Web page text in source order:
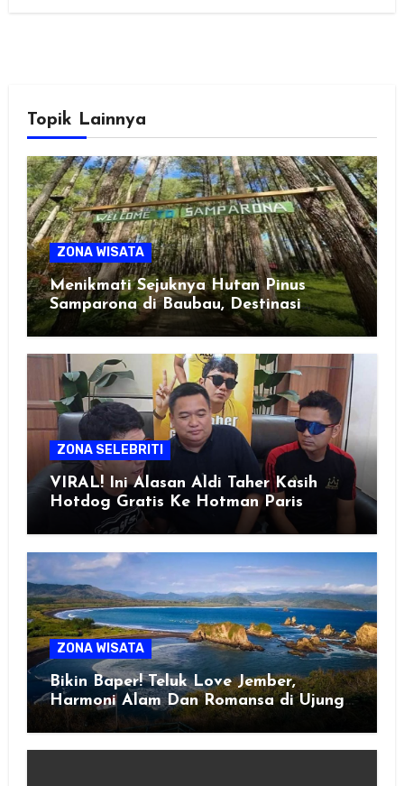
Topik Lainnya
ZONA WISATA
Menikmati Sejuknya Hutan Pinus
Samparona di Baubau, Destinasi
Healing Favorit!
ZONA SELEBRITI
VIRAL! Ini Alasan Aldi Taher Kasih
Hotdog Gratis Ke Hotman Paris
ZONA WISATA
Bikin Baper! Teluk Love Jember,
Harmoni Alam Dan Romansa di Ujung
Selatan Jawa